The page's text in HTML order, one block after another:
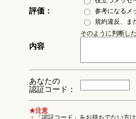
評価：
参考になるメ
規約違反、ま
内容
そのように判断し
あなたの
認証コード：
★注意
・「認証コード」をお持ちでない方は